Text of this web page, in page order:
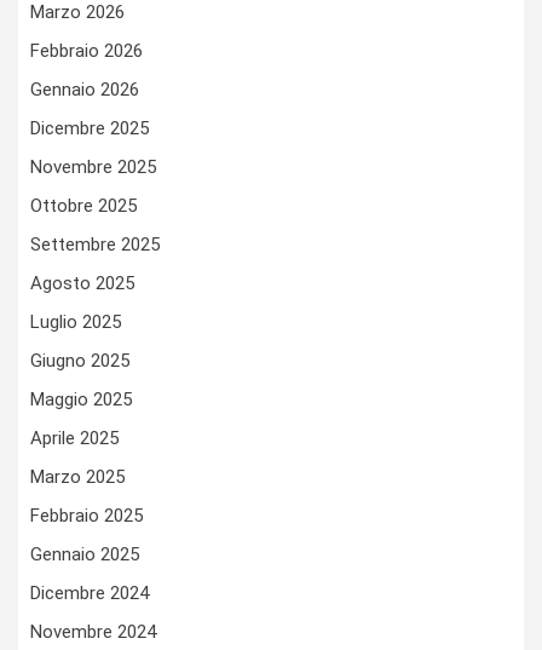
Marzo 2026
Febbraio 2026
Gennaio 2026
Dicembre 2025
Novembre 2025
Ottobre 2025
Settembre 2025
Agosto 2025
Luglio 2025
Giugno 2025
Maggio 2025
Aprile 2025
Marzo 2025
Febbraio 2025
Gennaio 2025
Dicembre 2024
Novembre 2024